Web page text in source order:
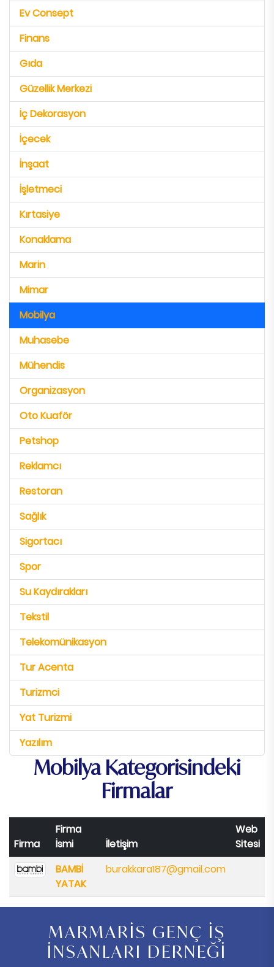
Ev Consept
Finans
Gıda
Güzellik Merkezi
İç Dekorasyon
İçecek
İnşaat
İşletmeci
Kırtasiye
Konaklama
Marin
Mimar
Mobilya
Muhasebe
Mühendis
Organizasyon
Oto Kuaför
Petshop
Reklamcı
Restoran
Sağlık
Sigortacı
Spor
Su Kaydırakları
Tekstil
Telekomünikasyon
Tur Acenta
Turizmci
Yat Turizmi
Yazılım
Mobilya Kategorisindeki
Firmalar
Firma
Firma
İsmi
İletişim
Web
Sitesi
BAMBİ
YATAK
burakkara187@gmail.com
MARMARİS GENÇ İŞ
İNSANLARI DERNEĞİ